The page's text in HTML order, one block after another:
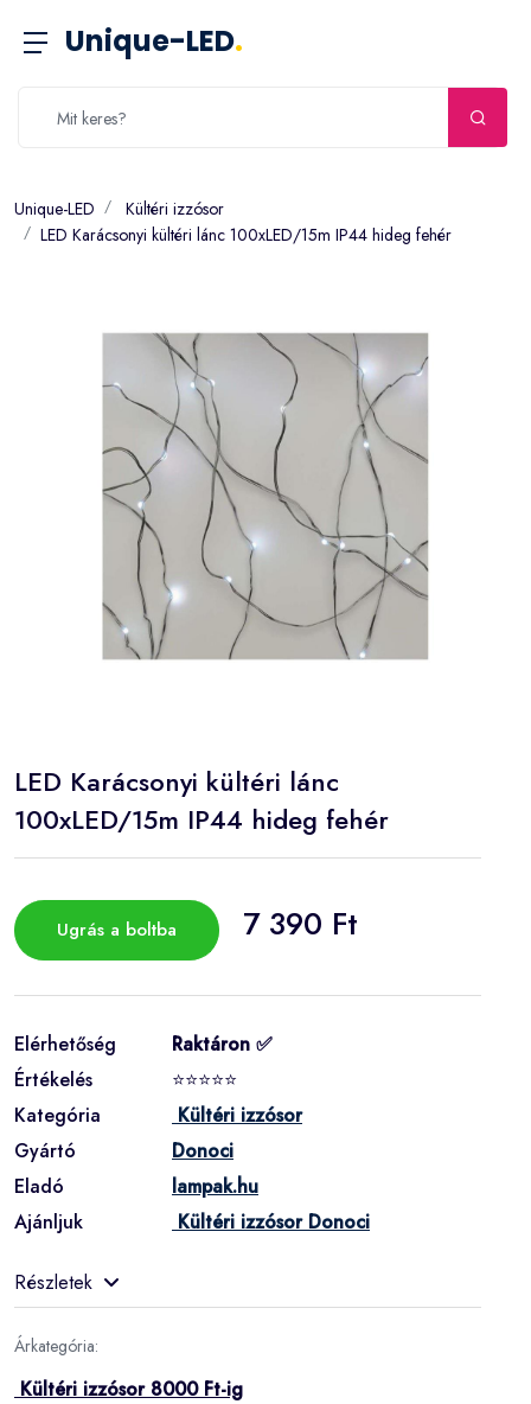
Unique-LED.
Unique-LED
Kültéri izzósor
LED Karácsonyi kültéri lánc 100xLED/15m IP44 hideg fehér
LED Karácsonyi kültéri lánc
100xLED/15m IP44 hideg fehér
Ugrás a boltba 7 390 Ft
Elérhetőség
Raktáron ✅
Értékelés
⭐⭐⭐⭐⭐
Kategória
Kültéri izzósor
Gyártó
Donoci
Eladó
lampak.hu
Ajánljuk
Kültéri izzósor Donoci
Részletek
Árkategória:
Kültéri izzósor 8000 Ft-ig